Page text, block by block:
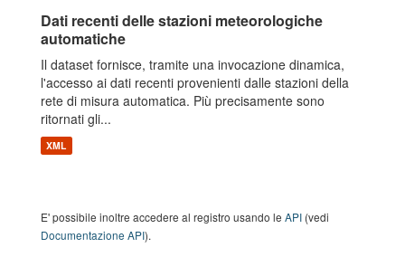
Dati recenti delle stazioni meteorologiche
automatiche
Il dataset fornisce, tramite una invocazione dinamica,
l'accesso ai dati recenti provenienti dalle stazioni della
rete di misura automatica. Più precisamente sono
ritornati gli...
XML
E' possibile inoltre accedere al registro usando le API (vedi
Documentazione API).